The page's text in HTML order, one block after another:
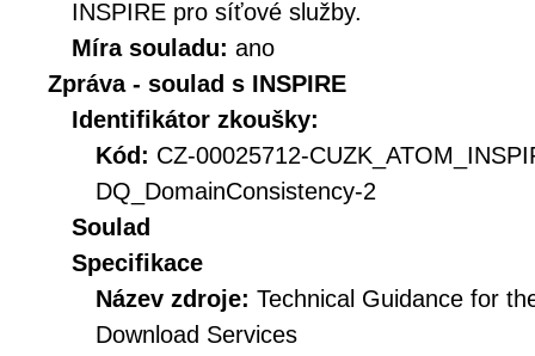
INSPIRE pro síťové služby.
Míra souladu: ano
Zpráva - soulad s INSPIRE
Identifikátor zkoušky:
Kód: CZ-00025712-
DQ_DomainConsistency-2
Soulad
Specifikace
Název zdroje: Technical Guidance for
Download Services